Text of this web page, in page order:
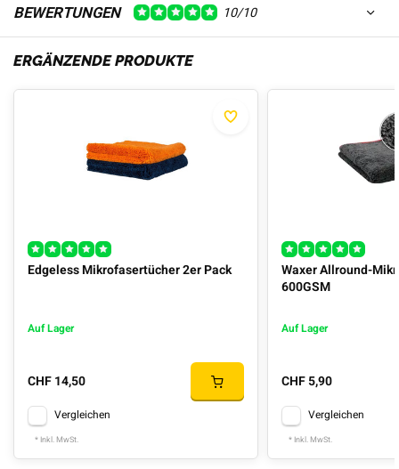
BEWERTUNGEN 10/10
ERGÄNZENDE PRODUKTE
Edgeless Mikrofasertücher 2er Pack
Auf Lager
CHF 14,50
Vergleichen
* Inkl. MwSt.
Waxer Allround-
600GSM
Auf Lager
CHF 5,90
Vergleichen
* Inkl. MwSt.